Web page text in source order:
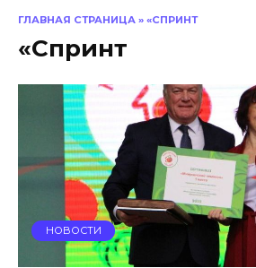
ГЛАВНАЯ СТРАНИЦА » «СПРИНТ
«Спринт
НОВОСТИ